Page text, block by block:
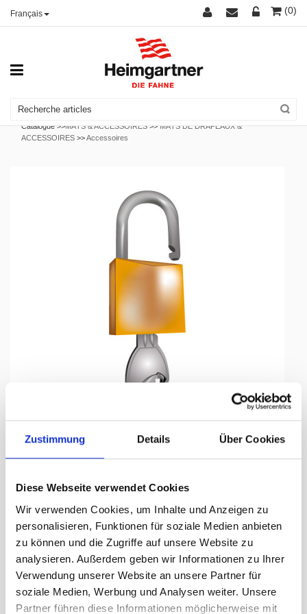
Zustimmung Details Über Cookies
Diese Webseite verwendet Cookies
Wir verwenden Cookies, um Inhalte und Anzeigen zu
personalisieren, Funktionen für soziale Medien anbieten
zu können und die Zugriffe auf unsere Website zu
analysieren. Außerdem geben wir Informationen zu Ihrer
Verwendung unserer Website an unsere Partner für
soziale Medien, Werbung und Analysen weiter. Unsere
Partner führen diese Informationen möglicherweise mit
Français (0)
Catalogue >>MÂTS & ACCESSOIRES >>MÂTS DE DRAPEAUX &
ACCESSOIRES >>Accessoires
Tap to expand
Verrou de securité, ABUS 65/25
Jours de livraison:ca. 3-5 Arbeitstage
17.75 CHF
Prix plus 8.1% TVA: 19.20 CHF